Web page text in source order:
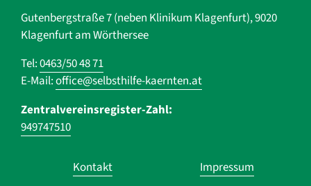
Gutenbergstraße 7 (neben Klinikum Klagenfurt), 9020
Klagenfurt am Wörthersee
Tel:0463/50 48 71
E-Mail:office@selbsthilfe-kaernten.at
Zentralvereinsregister-Zahl:
949747510
Navigation
überspringen
Kontakt
Impressum